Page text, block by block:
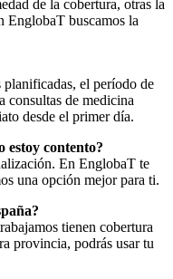
de la cobertura, otras la
EnglobaT buscamos la
planificadas, el período de
consultas de medicina
desde el primer día.
estoy contento?
En EnglobaT te
una opción mejor para ti.
tienen cobertura
provincia, podrás usar tu